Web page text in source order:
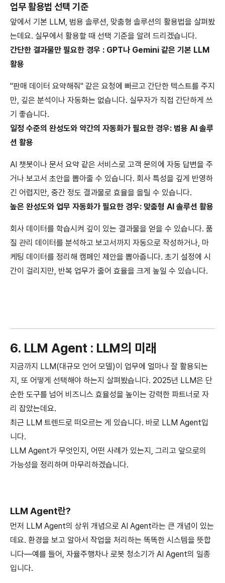
업무 활용법 선택 기준
앞에서 기본 LLM, 범용 솔루션, 맞춤형 솔루션의 활용법을 살펴봤
는데요. 실무에서 활용할 때 선택 기준을 알려 드리겠습니다.
간단한 결과물만 필요한 경우 : GPT나 Gemini 같은 기본 LLM
활용
"판매 데이터 요약해줘" 같은 요청에 빠르고 간단한 텍스트를 주지
만, 깊은 분석이나 자동화는 없습니다. 실무자가 직접 간단하게 쓰
기 좋습니다.
일정 수준의 완성도와 약간의 자동화가 필요한 경우: 범용 AI 솔루
션 활용
AI 챗봇이나 문서 요약 같은 서비스로 고객 문의에 자동 답변을 주
거나 보고서 초안을 뽑아줄 수 있습니다. 회사 특성을 깊게 반영하
긴 어렵지만, 중간 정도 결과물로 효율을 올릴 수 있습니다.
높은 완성도와 업무 자동화가 필요한 경우: 맞춤형 AI 솔루션 활용
회사 데이터를 학습시켜 깊이 있는 결과물을 얻을 수 있습니다. 품
질 관리 데이터를 분석하고 보고서까지 자동으로 작성하거나, 마
케팅 데이터를 정리해 캠페인 제안을 뽑아줍니다. 초기 설정에 시
간이 걸리지만, 반복 업무가 줄어 효율을 크게 높일 수 있습니다.
6. LLM Agent : LLM의 미래
지금까지 LLM(대규모 언어 모델)이 업무에 얼마나 잘 활용되는
지, 또 어떻게 선택해야 하는지 살펴봤습니다. 2025년 LLM은 단
순한 도구를 넘어 비즈니스 효율성을 높이는 강력한 파트너로 자
리 잡았는데요.
최근 LLM 트렌드로 떠오르는 게 있습니다. 바로 LLM Agent입
니다.
LLM Agent가 무엇인지, 어떤 사례가 있는지, 그리고 앞으로의
가능성을 정리하며 마무리하겠습니다.
LLM Agent란?
먼저 LLM Agent의 상위 개념으로 AI Agent라는 큰 개념이 있는
데요. 환경을 보고 알아서 작업을 처리하는 똑똑한 시스템을 뜻합
니다—예를 들어, 자율주행차나 로봇 청소기가 AI Agent의 일종
입니다.